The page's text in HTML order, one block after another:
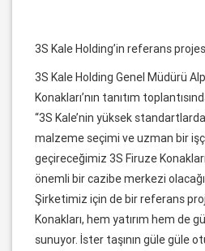
3S Kale Holding’in referans
3S Kale Holding Genel Müdürü
Konakları’nın tanıtım
“3S Kale’nin yüksek
malzeme seçimi ve uzman bir
geçireceğimiz 3S Firuze
önemli bir cazibe merkezi
Şirketimiz için de bir referans
Konakları, hem yatırım hem de
sunuyor. İster taşının güle güle